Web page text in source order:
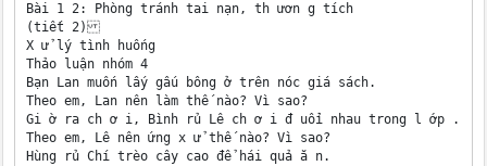
Bài 1 2: Phòng tránh tai nạn, th ươn g tích
(tiết 2)
X ử lý tình huống
Thảo luận nhóm 4
Bạn Lan muốn lấy gấu bông ở trên nóc giá sách.
Theo em, Lan nên làm thế nào? Vì sao?
Gi ờ ra ch ơ i, Bình rủ Lê ch ơ i đ uổi nhau trong l ớp .
Theo em, Lê nên ứng x ử thế nào? Vì sao?
Hùng rủ Chí trèo cây cao để hái quả ă n.